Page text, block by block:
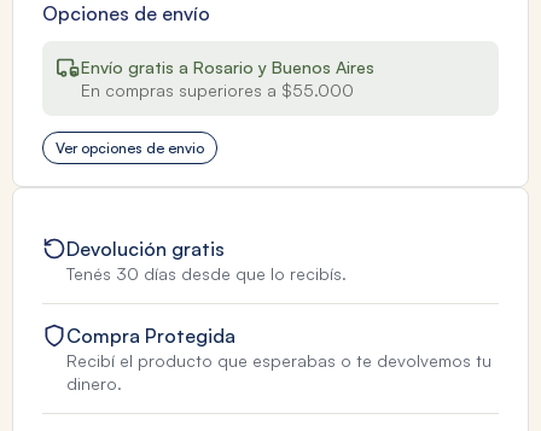
Opciones de envío
Envío gratis a Rosario y Buenos Aires
En compras superiores a $55.000
Ver opciones de envio
Devolución gratis
Tenés 30 días desde que lo recibís.
Compra Protegida
Recibí el producto que esperabas o te devolvemos tu
dinero.